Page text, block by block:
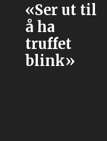
Beskriver
hva han
liker ved
Tielemans